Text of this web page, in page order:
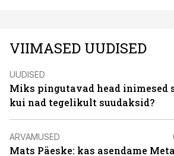
VIIMASED UUDISED
UUDISED
Miks pingutavad head inimesed
kui nad tegelikult suudaksid?
ARVAMUSED
Mats Päeske: kas asendame